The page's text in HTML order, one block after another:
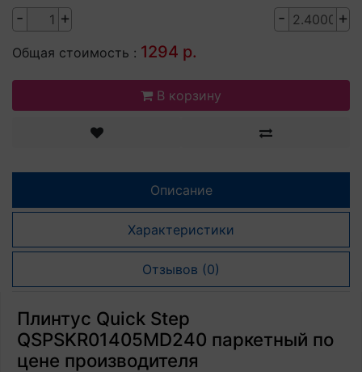
- + - +
Общая стоимость : 1294 р.
В корзину
Описание
Характеристики
Отзывов (0)
Плинтус Quick Step
QSPSKR01405MD240 паркетный по
цене производителя